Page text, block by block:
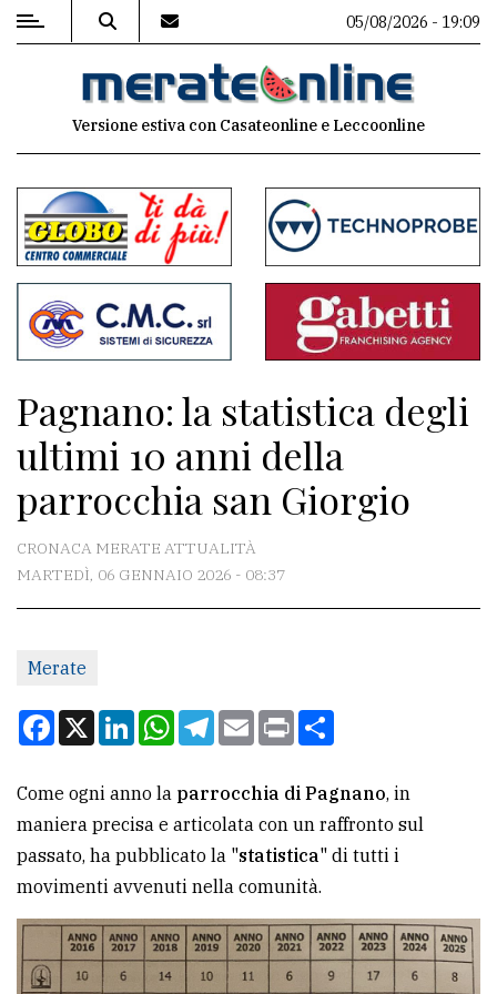
MENU
commenti
Contenuti
del
sito
Associazioni
Meteo
CONTATTI
Scrivici
Per
la
pubblicità
CERCA
Cerca
per
05/08/2026 - 19:09
Versione estiva con Casateonline e Leccoonline
Pagnano: la statistica degli
ultimi 10 anni della
parrocchia san Giorgio
CRONACA MERATE ATTUALITÀ
MARTEDÌ, 06 GENNAIO 2026 - 08:37
Merate
Facebook
X LinkedInWhatsApp
Telegram
EmailPrint
Come ogni anno la parrocchia di Pagnano, in
maniera precisa e articolata con un raffronto sul
passato, ha pubblicato la "statistica" di tutti i
movimenti avvenuti nella comunità.